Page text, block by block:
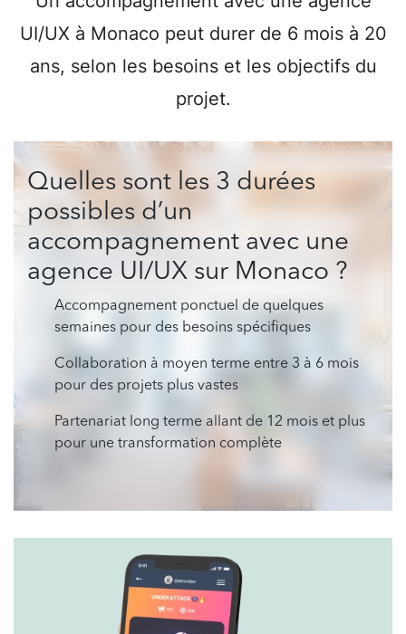
UI/UX à Monaco peut durer de 6 mois à 20
ans, selon les besoins et les objectifs du
projet.
Quelles sont les 3 durées
possibles d’un
accompagnement avec une
agence UI/UX sur Monaco ?
Accompagnement ponctuel de quelques
semaines pour des besoins spécifiques
Collaboration à moyen terme entre 3 à 6 mois
pour des projets plus vastes
Partenariat long terme allant de 12 mois et plus
pour une transformation complète